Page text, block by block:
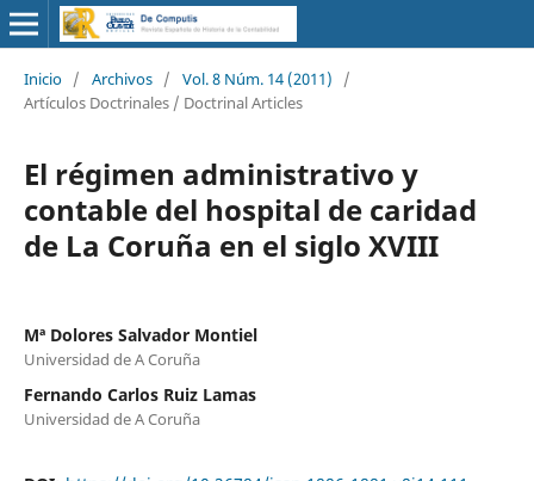
Inicio / Archivos / Vol. 8 Núm. 14 (2011)
/
Artículos Doctrinales / Doctrinal Articles
El régimen administrativo y
contable del hospital de caridad
de La Coruña en el siglo XVIII
Mª Dolores Salvador Montiel
Universidad de A Coruña
Fernando Carlos Ruiz Lamas
Universidad de A Coruña